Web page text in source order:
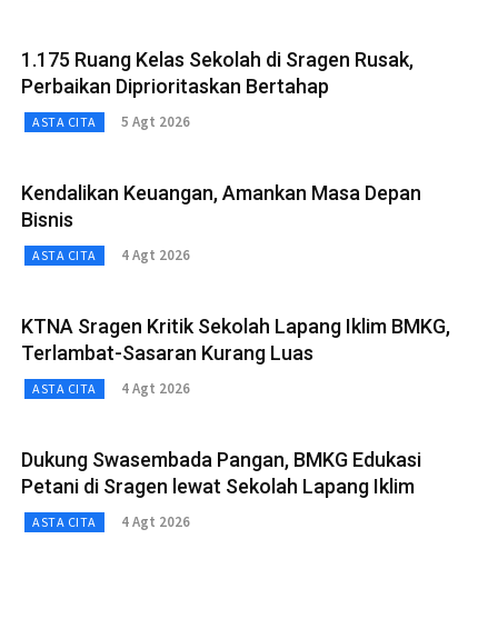
1.175 Ruang Kelas Sekolah di Sragen Rusak,
Perbaikan Diprioritaskan Bertahap
ASTA CITA 5 Agt 2026
Kendalikan Keuangan, Amankan Masa Depan
Bisnis
ASTA CITA 4 Agt 2026
KTNA Sragen Kritik Sekolah Lapang Iklim BMKG,
Terlambat-Sasaran Kurang Luas
ASTA CITA 4 Agt 2026
Dukung Swasembada Pangan, BMKG Edukasi
Petani di Sragen lewat Sekolah Lapang Iklim
ASTA CITA 4 Agt 2026